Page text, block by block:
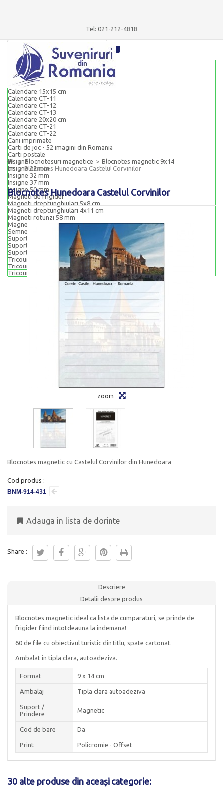
Tel: 021-212-4818
Blocnotesuri magnetice
Blocnotes magnetic 9x14 cm
Blocnotes magnetic 8x20 cm
Calendare
Calendare 15x15 cm
Calendare CT-11
Calendare CT-12
Calendare CT-13
Calendare 20x20 cm
Calendare CT-21
Calendare CT-22
Cani imprimate
Carti de joc - 52 imagini din Romania
Carti postale
Insigne
Insigne 25 mm
Insigne 32 mm
Insigne 37 mm
Insigne 50 mm
Magneti de frigider
Magneti dreptunghiulari 5x8 cm
Magneti dreptunghiulari 4x11 cm
Magneti rotunzi 58 mm
Magneti rotunzi 65 mm
Semne de carte
Suporturi pentru pahare (din pluta)
Suport pahare - set 4 buc
Suport pahare - set 6 buc
Tricouri suvenir
Tricouri adulti
Tricouri copii
> Blocnotesuri magnetice > Blocnotes magnetic 9x14
cm > Blocnotes Hunedoara Castelul Corvinilor
Blocnotes Hunedoara Castelul Corvinilor
zoom
Blocnotes magnetic cu Castelul Corvinilor din Hunedoara
Cod produs :
BNM-914-431
Adauga in lista de dorinte
Share :
Descriere
Detalii despre produs
Blocnotes magnetic ideal ca lista de cumparaturi, se prinde de
frigider fiind intotdeauna la indemana!
60 de file cu obiectivul turistic din titlu, spate cartonat.
Ambalat in tipla clara, autoadeziva.
Format 9 x 14 cm
Ambalaj Tipla clara autoadeziva
Suport /
Prindere
Magnetic
Cod de bare Da
Print Policromie - Offset
30 alte produse din aceași categorie: